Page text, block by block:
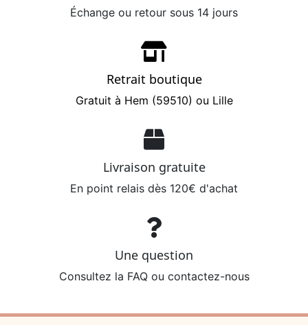
Échange ou retour sous 14 jours
Retrait boutique
Gratuit à Hem (59510) ou Lille
Livraison gratuite
En point relais dès 120€ d'achat
Une question
Consultez la FAQ ou contactez-nous